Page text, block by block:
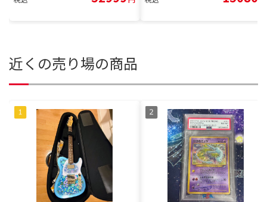
近くの売り場の商品